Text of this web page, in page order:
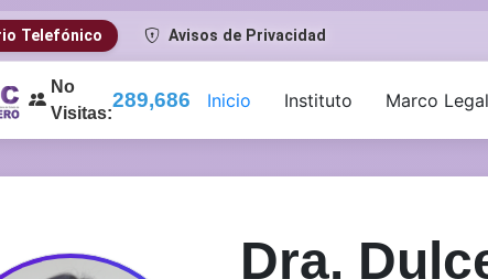
Telefónico Avisos de Privacidad
No
Visitas:
329,202 Inicio Instituto Marco Legal
Dra.